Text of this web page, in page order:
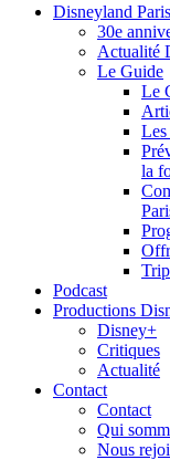
Disneyland Paris
30e
Actualité
Le Guide
Le
Les
la
Podcast
Productions
Disney+
Critiques
Actualité
Contact
Contact
Qui
Nous